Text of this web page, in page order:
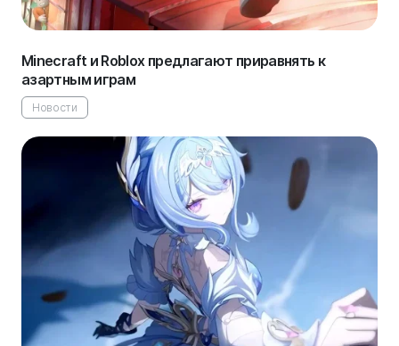
Minecraft и Roblox предлагают приравнять к
азартным играм
Новости